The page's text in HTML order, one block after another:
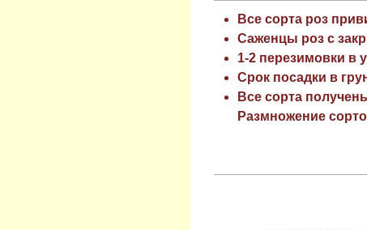
Все сорта роз
Саженцы роз с
1-2 перезимовки в
Срок посадки в
Все сорта
Размножение